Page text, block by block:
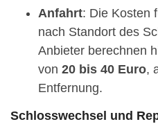
Anfahrt: Die Kosten
nach Standort des
Anbieter berechnen
von 20 bis 40 Euro,
Entfernung.
Schlosswechsel und